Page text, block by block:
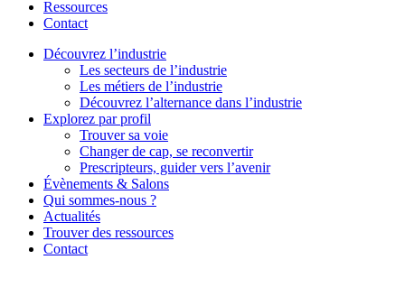
Ressources
Contact
Découvrez l’industrie
Les secteurs de l’industrie
Les métiers de l’industrie
Découvrez l’alternance dans l’industrie
Explorez par profil
Trouver sa voie
Changer de cap, se reconvertir
Prescripteurs, guider vers l’avenir
Évènements & Salons
Qui sommes-nous ?
Actualités
Trouver des ressources
Contact